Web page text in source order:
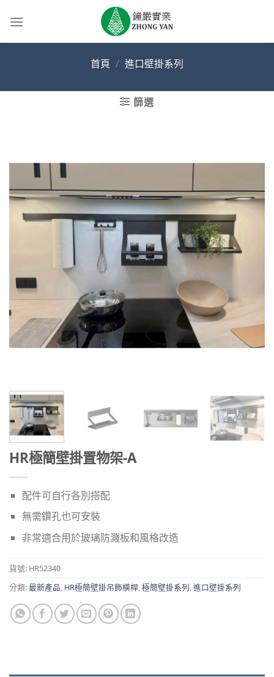
首頁 / 進口壁掛系列
篩選
HR極簡壁掛置物架-A
配件可自行各別搭配
無需鑽孔也可安裝
非常適合用於玻璃防濺板和風格改造
貨號: HR52340
分類:最新產品 HR極簡壁掛吊飾橫桿 極簡壁掛系列 進口壁掛系列